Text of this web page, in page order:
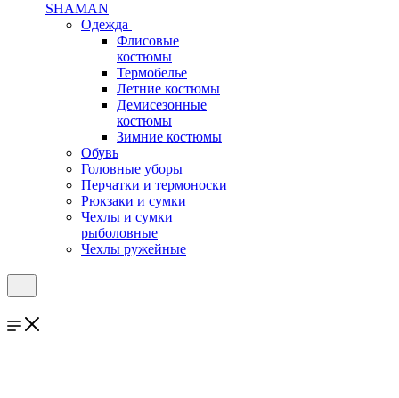
SHAMAN
Одежда
Флисовые
костюмы
Термобелье
Летние костюмы
Демисезонные
костюмы
Зимние костюмы
Обувь
Головные уборы
Перчатки и термоноски
Рюкзаки и сумки
Чехлы и сумки
рыболовные
Чехлы ружейные